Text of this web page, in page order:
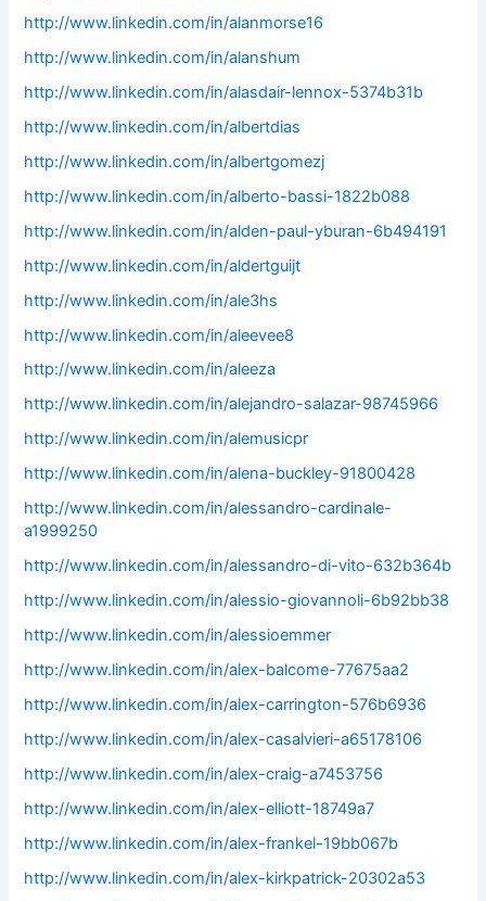
http://www.linkedin.com/in/alanmorse16
http://www.linkedin.com/in/alanshum
http://www.linkedin.com/in/alasdair-lennox-5374b31b
http://www.linkedin.com/in/albertdias
http://www.linkedin.com/in/albertgomezj
http://www.linkedin.com/in/alberto-bassi-1822b088
http://www.linkedin.com/in/alden-paul-yburan-6b494191
http://www.linkedin.com/in/aldertguijt
http://www.linkedin.com/in/ale3hs
http://www.linkedin.com/in/aleevee8
http://www.linkedin.com/in/aleeza
http://www.linkedin.com/in/alejandro-salazar-98745966
http://www.linkedin.com/in/alemusicpr
http://www.linkedin.com/in/alena-buckley-91800428
http://www.linkedin.com/in/alessandro-cardinale-
a1999250
http://www.linkedin.com/in/alessandro-di-vito-632b364b
http://www.linkedin.com/in/alessio-giovannoli-6b92bb38
http://www.linkedin.com/in/alessioemmer
http://www.linkedin.com/in/alex-balcome-77675aa2
http://www.linkedin.com/in/alex-carrington-576b6936
http://www.linkedin.com/in/alex-casalvieri-a65178106
http://www.linkedin.com/in/alex-craig-a7453756
http://www.linkedin.com/in/alex-elliott-18749a7
http://www.linkedin.com/in/alex-frankel-19bb067b
http://www.linkedin.com/in/alex-kirkpatrick-20302a53